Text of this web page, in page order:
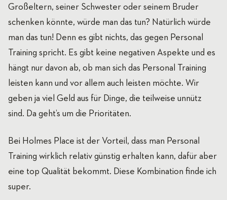
Großeltern, seiner Schwester oder seinem Bruder
schenken könnte, würde man das tun? Natürlich würde
man das tun! Denn es gibt nichts, das gegen Personal
Training spricht. Es gibt keine negativen Aspekte und es
hängt nur davon ab, ob man sich das Personal Training
leisten kann und vor allem auch leisten möchte. Wir
geben ja viel Geld aus für Dinge, die teilweise unnütz
sind. Da geht’s um die Prioritäten.
Bei Holmes Place ist der Vorteil, dass man Personal
Training wirklich relativ günstig erhalten kann, dafür aber
eine top Qualität bekommt. Diese Kombination finde ich
super.